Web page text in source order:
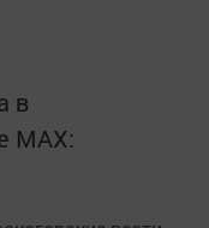
в
MАХ: